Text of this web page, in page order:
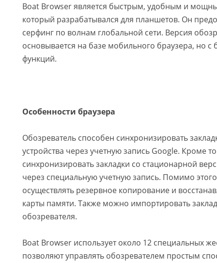
Boat Browser является быстрым, удобным и
который разрабатывался для планшетов. Он
серфинг по волнам глобальной сети. Версия
основывается на базе мобильного браузера, но
функций.
Особенности браузера
Обозреватель способен синхронизировать
устройства через учетную запись Google. Кроме
синхронизировать закладки со стационарной
через специальную учетную запись. Помимо
осуществлять резервное копирование и
карты памяти. Также можно импортировать
обозревателя.
Boat Browser использует около 12 специальных
позволяют управлять обозревателем простым